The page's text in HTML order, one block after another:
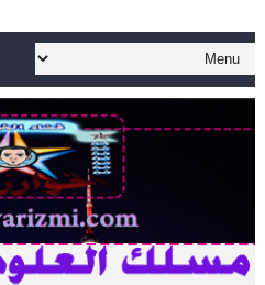
أهم الأدوات الأساسية في العمل الحر
العمل الحر على الأنترنت : دليل شامل و
العمل الحر على الأنترنت : دليل شامل
أفضل طرق ربح المال من الأنترنت
التحضير الجيد لمباراة المفوضين